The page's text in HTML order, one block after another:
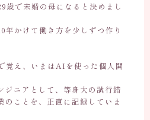
歳で未婚の母になると決めまし
年かけて働き方を少しずつ作り
え、いまはAIを使った個人開
ジニアとして、等身大の試行錯
ことを、正直に記録していま